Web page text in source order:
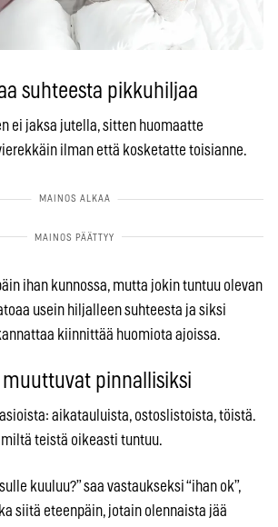
suhteesta pikkuhiljaa
ei jaksa jutella, sitten huomaatte
ilman että kosketatte toisianne.
ihan kunnossa, mutta jokin tuntuu olevan
usein hiljalleen suhteesta ja siksi
kiinnittää huomiota ajoissa.
muuttuvat pinnallisiksi
aikatauluista, ostoslistoista, töistä.
teistä oikeasti tuntuu.
kuuluu?” saa vastaukseksi “ihan ok”,
siitä eteenpäin, jotain olennaista jää